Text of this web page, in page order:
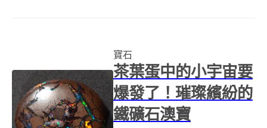
可不僅於高難度，而是整個扭轉...
寶石
茶葉蛋中的小宇宙要
爆發了！璀璨繽紛的
鐵礦石澳寶